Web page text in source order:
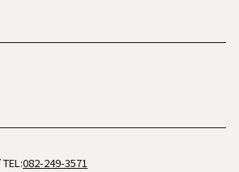
TEL:082-249-3571